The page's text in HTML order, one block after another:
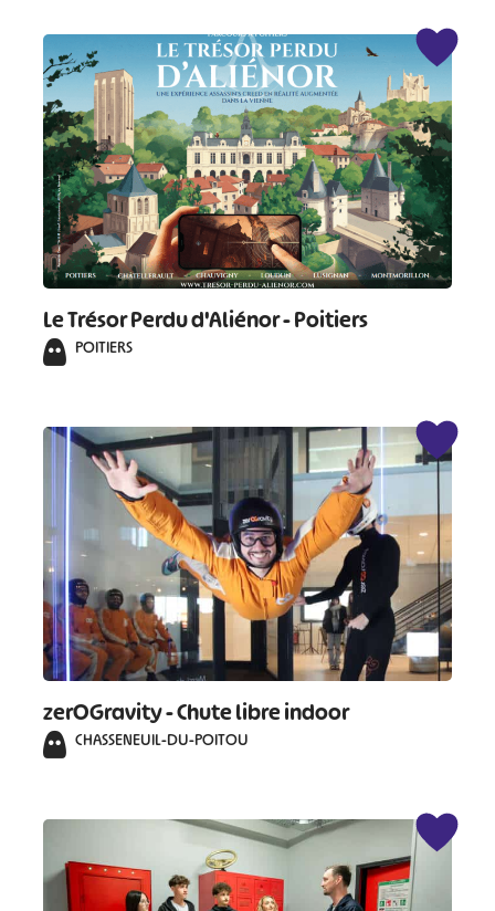
Le Trésor Perdu d'Aliénor - Poitiers
POITIERS
zerOGravity - Chute libre indoor
CHASSENEUIL-DU-POITOU